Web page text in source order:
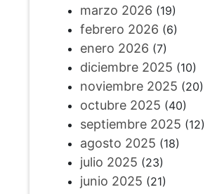
marzo 2026 (19)
febrero 2026 (6)
enero 2026 (7)
diciembre 2025 (10)
noviembre 2025 (20)
octubre 2025 (40)
septiembre 2025 (12)
agosto 2025 (18)
julio 2025 (23)
junio 2025 (21)